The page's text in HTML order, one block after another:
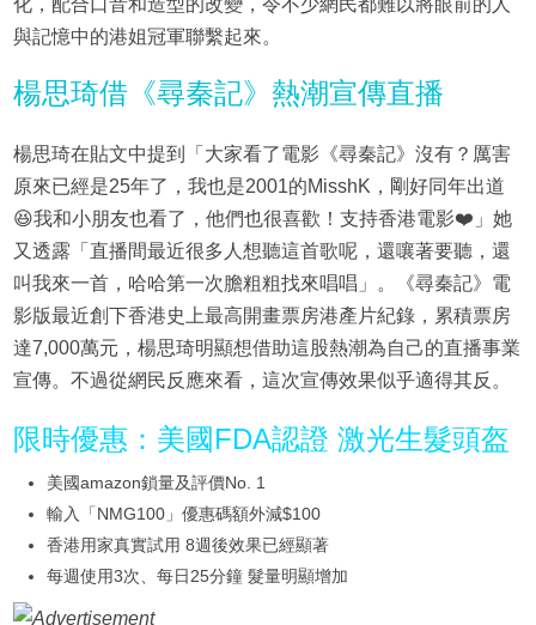
化，配合口音和造型的改變，令不少網民都難以將眼前的人
與記憶中的港姐冠軍聯繫起來。
楊思琦借《尋秦記》熱潮宣傳直播
楊思琦在貼文中提到「大家看了電影《尋秦記》沒有？厲害
原來已經是25年了，我也是2001的MisshK，剛好同年出道
😆我和小朋友也看了，他們也很喜歡！支持香港電影❤️」她
又透露「直播間最近很多人想聽這首歌呢，還嚷著要聽，還
叫我來一首，哈哈第一次膽粗粗找來唱唱」。《尋秦記》電
影版最近創下香港史上最高開畫票房港產片紀錄，累積票房
達7,000萬元，楊思琦明顯想借助這股熱潮為自己的直播事業
宣傳。不過從網民反應來看，這次宣傳效果似乎適得其反。
限時優惠：美國FDA認證 激光生髮頭盔
美國amazon鎖量及評價No. 1
輸入「NMG100」優惠碼額外減$100
香港用家真實試用 8週後效果已經顯著
每週使用3次、每日25分鐘 髮量明顯增加